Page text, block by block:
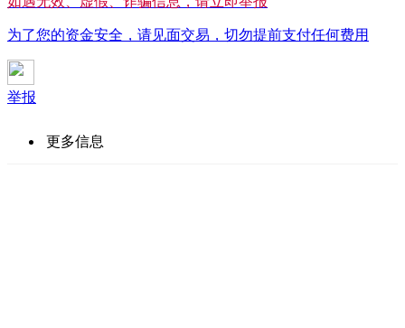
为了您的资金安全，请见面交易，切勿提前支付任何费用
举报
更多信息